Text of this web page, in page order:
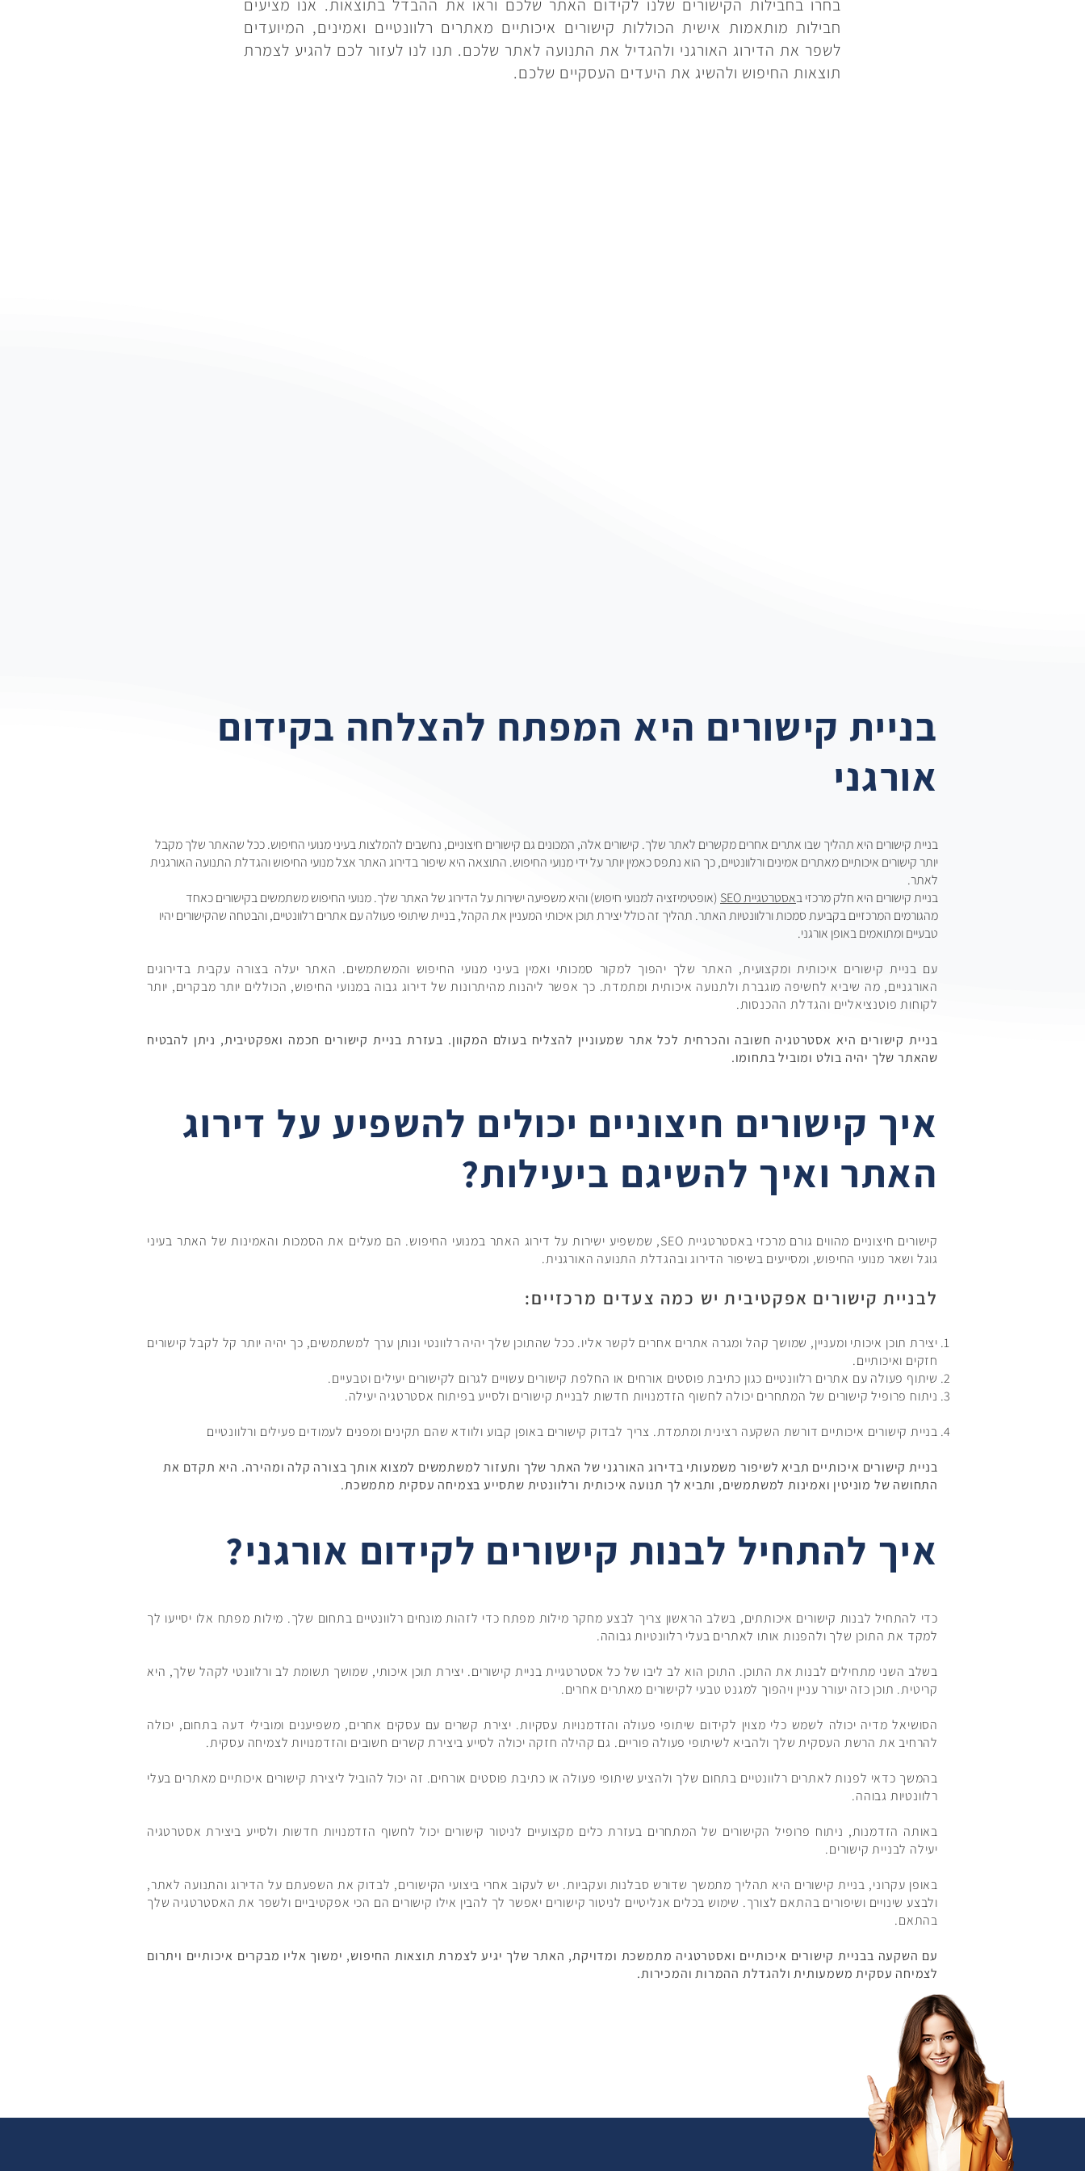
בחרו בחבילות הקישורים שלנו לקידום האתר שלכם וראו את ההבדל בתוצאות. אנו מציעים
חבילות מותאמות אישית הכוללות קישורים איכותיים מאתרים רלוונטיים ואמינים, המיועדים
לשפר את הדירוג האורגני ולהגדיל את התנועה לאתר שלכם. תנו לנו לעזור לכם להגיע לצמרת
תוצאות החיפוש ולהשיג את היעדים העסקיים שלכם.
בניית קישורים היא המפתח להצלחה בקידום
אורגני
בניית קישורים היא תהליך שבו אתרים אחרים מקשרים לאתר שלך. קישורים אלה, המכונים גם קישורים חיצוניים, נחשבים להמלצות בעיני מנועי החיפוש. ככל שהאתר שלך מקבל
יותר קישורים איכותיים מאתרים אמינים ורלוונטיים, כך הוא נתפס כאמין יותר על ידי מנועי החיפוש. התוצאה היא שיפור בדירוג האתר אצל מנועי החיפוש והגדלת התנועה האורגנית
לאתר.
בניית קישורים היא חלק מרכזי באסטרטגיית SEO
(אופטימיזציה למנועי חיפוש) והיא משפיעה ישירות על הדירוג של האתר שלך. מנועי החיפוש משתמשים בקישורים כאחד
מהגורמים המרכזיים בקביעת סמכות ורלוונטיות האתר. תהליך זה כולל יצירת תוכן איכותי המעניין את הקהל, בניית שיתופי פעולה עם אתרים רלוונטיים, והבטחה שהקישורים יהיו
טבעיים ומתואמים באופן אורגני.
עם בניית קישורים איכותית ומקצועית, האתר שלך יהפוך למקור סמכותי ואמין בעיני מנועי החיפוש והמשתמשים. האתר יעלה בצורה עקבית בדירוגים
האורגניים, מה שיביא לחשיפה מוגברת ולתנועה איכותית ומתמדת. כך אפשר ליהנות מהיתרונות של דירוג גבוה במנועי החיפוש, הכוללים יותר מבקרים, יותר
לקוחות פוטנציאליים והגדלת ההכנסות.
בניית קישורים היא אסטרטגיה חשובה והכרחית לכל אתר שמעוניין להצליח בעולם המקוון. בעזרת בניית קישורים חכמה ואפקטיבית, ניתן להבטיח
שהאתר שלך יהיה בולט ומוביל בתחומו.
איך קישורים חיצוניים יכולים להשפיע על דירוג
האתר ואיך להשיגם ביעילות?
קישורים חיצוניים מהווים גורם מרכזי באסטרטגיית SEO, שמשפיע ישירות על דירוג האתר במנועי החיפוש. הם מעלים את הסמכות והאמינות של האתר בעיני
גוגל ושאר מנועי החיפוש, ומסייעים בשיפור הדירוג ובהגדלת התנועה האורגנית.
לבניית קישורים אפקטיבית יש כמה צעדים מרכזיים:
יצירת תוכן איכותי ומעניין, שמושך קהל ומגרה אתרים אחרים לקשר אליו. ככל שהתוכן שלך יהיה רלוונטי ונותן ערך למשתמשים, כך יהיה יותר קל לקבל קישורים
חזקים ואיכותיים.
שיתוף פעולה עם אתרים רלוונטיים כגון כתיבת פוסטים אורחים או החלפת קישורים עשויים לגרום לקישורים יעילים וטבעיים.
ניתוח פרופיל קישורים של המתחרים יכולה לחשוף הזדמנויות חדשות לבניית קישורים ולסייע בפיתוח אסטרטגיה יעילה.
בניית קישורים איכותיים דורשת השקעה רצינית ומתמדת. צריך לבדוק קישורים באופן קבוע ולוודא שהם תקינים ומפנים לעמודים פעילים ורלוונטיים
​​בניית קישורים איכותיים תביא לשיפור משמעותי בדירוג האורגני של האתר שלך ותעזור למשתמשים למצוא אותך בצורה קלה ומהירה. היא תקדם את
התחושה של מוניטין ואמינות למשתמשים, ותביא לך תנועה איכותית ורלוונטית שתסייע בצמיחה עסקית מתמשכת.
איך להתחיל לבנות קישורים לקידום אורגני?
כדי להתחיל לבנות קישורים איכותתים, בשלב הראשון צריך לבצע מחקר מילות מפתח כדי לזהות מונחים רלוונטיים בתחום שלך. מילות מפתח אלו יסייעו לך
למקד את התוכן שלך ולהפנות אותו לאתרים בעלי רלוונטיות גבוהה.
בשלב השני מתחילים לבנות את התוכן. התוכן הוא לב ליבו של כל אסטרטגיית בניית קישורים. יצירת תוכן איכותי, שמושך תשומת לב ורלוונטי לקהל שלך, היא
קריטית. תוכן כזה יעורר עניין ויהפוך למגנט טבעי לקישורים מאתרים אחרים.
הסושיאל מדיה יכולה לשמש כלי מצוין לקידום שיתופי פעולה והזדמנויות עסקיות. יצירת קשרים עם עסקים אחרים, משפיענים ומובילי דעה בתחום, יכולה
להרחיב את הרשת העסקית שלך ולהביא לשיתופי פעולה פוריים. גם קהילה חזקה יכולה לסייע ביצירת קשרים חשובים והזדמנויות לצמיחה עסקית.
בהמשך כדאי לפנות לאתרים רלוונטיים בתחום שלך ולהציע שיתופי פעולה או כתיבת פוסטים אורחים. זה יכול להוביל ליצירת קישורים איכותיים מאתרים בעלי
רלוונטיות גבוהה.
באותה הזדמנות, ניתוח פרופיל הקישורים של המתחרים בעזרת כלים מקצועיים לניטור קישורים יכול לחשוף הזדמנויות חדשות ולסייע ביצירת אסטרטגיה
יעילה לבניית קישורים.
באופן עקרוני, בניית קישורים היא תהליך מתמשך שדורש סבלנות ועקביות. יש לעקוב אחרי ביצועי הקישורים, לבדוק את השפעתם על הדירוג והתנועה לאתר,
ולבצע שינויים ושיפורים בהתאם לצורך. שימוש בכלים אנליטיים לניטור קישורים יאפשר לך להבין אילו קישורים הם הכי אפקטיביים ולשפר את האסטרטגיה שלך
בהתאם.
עם השקעה בבניית קישורים איכותיים ואסטרטגיה מתמשכת ומדויקת, האתר שלך יגיע לצמרת תוצאות החיפוש, ימשוך אליו מבקרים איכותיים ויתרום
לצמיחה עסקית משמעותית ולהגדלת ההמרות והמכירות.